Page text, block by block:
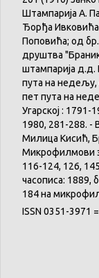
Штампарија А.
Ђорђа
Поповића; од
друштва
штампарија д.д.
пута на недељу,
пет пута на
Угарској :
1980, 281-288. -
Милица Кисић,
Микрофилмови
116-124, 126,
часописа: 1889,
184 на
ISSN 0351-3971